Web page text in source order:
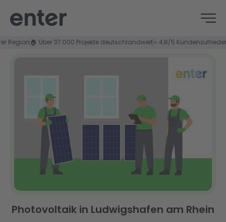
🏠 Über 37.000 Projekte deutschlandweit⭐ 4,8/5 Kundenzufriedenheit
Photovoltaik in Ludwigshafen am Rhein